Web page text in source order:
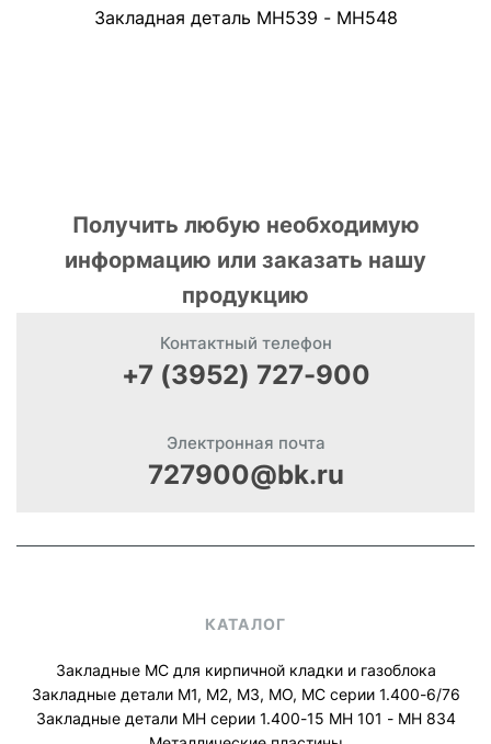
Закладная деталь МН539 - МН548
Получить любую необходимую
информацию или заказать нашу
продукцию
Контактный телефон
+7 (3952) 727-900
Электронная почта
727900@bk.ru
КАТАЛОГ
Закладные МС для кирпичной кладки и газоблока
Закладные детали М1, М2, М3, МО, МС серии 1.400-6/76
Закладные детали МН серии 1.400-15 МН 101 - МН 834